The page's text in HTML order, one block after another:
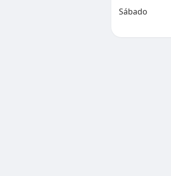
Sábado